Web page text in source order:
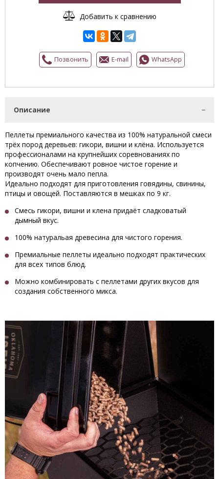
Добавить к сравнению
Позвонить E-mail WhatsApp
Описание
Пеллеты премиального качества из 100% натуральной смеси
трёх пород деревьев: гикори, вишни и клёна. Используется
профессионалами на крупнейших соревнованиях по
копчению. Обеспечивают ровное чистое горение и
производят очень мало пепла.
Идеально подходят для приготовления говядины, свинины,
птицы и овощей. Поставляются в мешках по 9 кг.
Смесь гикори, вишни и клена придаёт сладковатый
дымный вкус.
100% натуральая древесина для чистого горения.
Премиальные пеллеты идеально подходят практических
для всех типов блюд.
Можно комбинировать с пеллетами других вкусов для
создания собственного микса.